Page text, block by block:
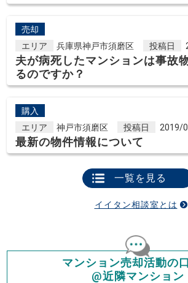
売却
エリア
兵庫県神戸市須磨区 投稿日
夫が病死したマンションは事故
るのですか？
購入
エリア
神戸市須磨区 投稿日 2019/
最新の物件情報について
一覧を見る
イイタン相談室とは
マンション売却活動の
@近隣マンション